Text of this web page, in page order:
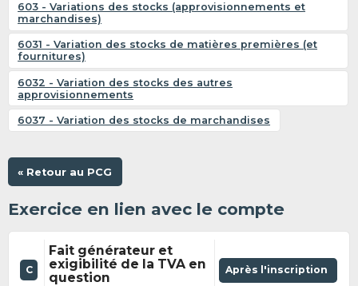
603 - Variations des stocks (approvisionnements et
marchandises)
6031 - Variation des stocks de matières premières (et
fournitures)
6032 - Variation des stocks des autres
approvisionnements
6037 - Variation des stocks de marchandises
« Retour au PCG
Exercice en lien avec le compte
C
Fait générateur et
exigibilité de la TVA en
question
Après l'inscription